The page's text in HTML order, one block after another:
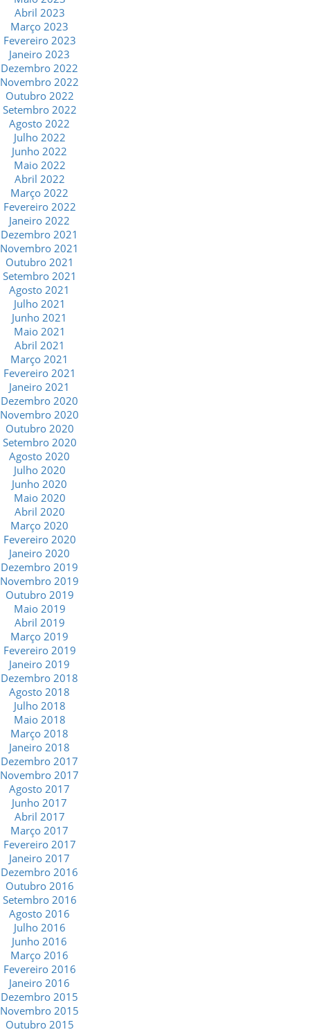
Abril 2023
Março 2023
Fevereiro 2023
Janeiro 2023
Dezembro 2022
Novembro 2022
Outubro 2022
Setembro 2022
Agosto 2022
Julho 2022
Junho 2022
Maio 2022
Abril 2022
Março 2022
Fevereiro 2022
Janeiro 2022
Dezembro 2021
Novembro 2021
Outubro 2021
Setembro 2021
Agosto 2021
Julho 2021
Junho 2021
Maio 2021
Abril 2021
Março 2021
Fevereiro 2021
Janeiro 2021
Dezembro 2020
Novembro 2020
Outubro 2020
Setembro 2020
Agosto 2020
Julho 2020
Junho 2020
Maio 2020
Abril 2020
Março 2020
Fevereiro 2020
Janeiro 2020
Dezembro 2019
Novembro 2019
Outubro 2019
Maio 2019
Abril 2019
Março 2019
Fevereiro 2019
Janeiro 2019
Dezembro 2018
Agosto 2018
Julho 2018
Maio 2018
Março 2018
Janeiro 2018
Dezembro 2017
Novembro 2017
Agosto 2017
Junho 2017
Abril 2017
Março 2017
Fevereiro 2017
Janeiro 2017
Dezembro 2016
Outubro 2016
Setembro 2016
Agosto 2016
Julho 2016
Junho 2016
Março 2016
Fevereiro 2016
Janeiro 2016
Dezembro 2015
Novembro 2015
Outubro 2015